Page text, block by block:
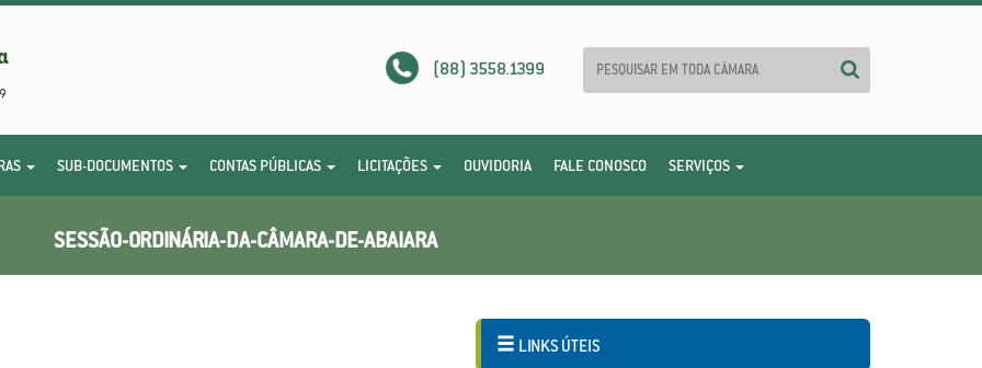
(88) 3558.1399
SUB-DOCUMENTOS CONTAS PÚBLICAS LICITAÇÕES OUVIDORIA FALE CONOSCO SERVIÇOS
SESSÃO-ORDINÁRIA-DA-CÂMARA-DE-ABAIARA
LINKS ÚTEIS